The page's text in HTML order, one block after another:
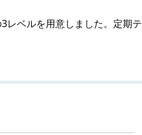
レベルを用意しました。定期テ